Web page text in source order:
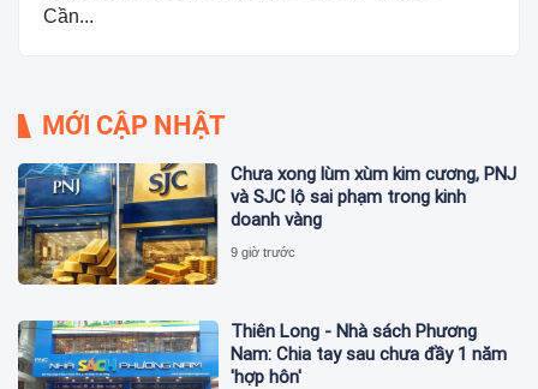
Cần...
MỚI CẬP NHẬT
Chưa xong lùm xùm kim cương, PNJ
và SJC lộ sai phạm trong kinh
doanh vàng
9 giờ trước
Thiên Long - Nhà sách Phương
Nam: Chia tay sau chưa đầy 1 năm
'hợp hôn'